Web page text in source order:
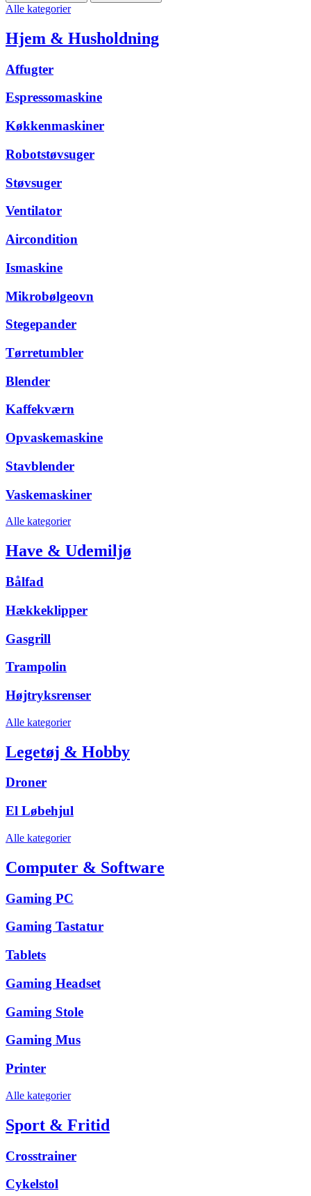
Alle kategorier
Hjem & Husholdning
Affugter
Espressomaskine
Køkkenmaskiner
Robotstøvsuger
Støvsuger
Ventilator
Aircondition
Ismaskine
Mikrobølgeovn
Stegepander
Tørretumbler
Blender
Kaffekværn
Opvaskemaskine
Stavblender
Vaskemaskiner
Alle kategorier
Have & Udemiljø
Bålfad
Hækkeklipper
Gasgrill
Trampolin
Højtryksrenser
Alle kategorier
Legetøj & Hobby
Droner
El Løbehjul
Alle kategorier
Computer & Software
Gaming PC
Gaming Tastatur
Tablets
Gaming Headset
Gaming Stole
Gaming Mus
Printer
Alle kategorier
Sport & Fritid
Crosstrainer
Cykelstol